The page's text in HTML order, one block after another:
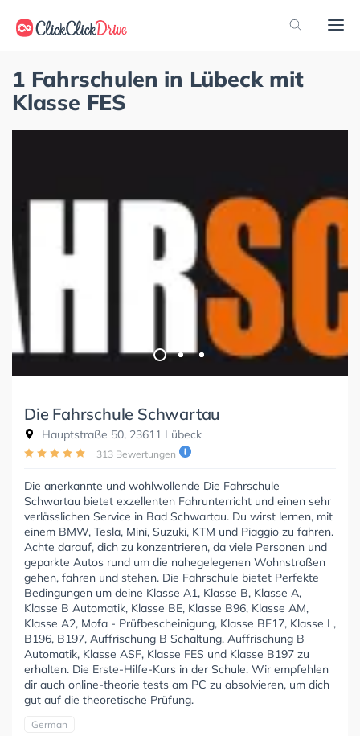
1 Fahrschulen in Lübeck mit
Klasse FES
Die Fahrschule Schwartau
Hauptstraße 50, 23611 Lübeck
313 Bewertungen
Die anerkannte und wohlwollende Die Fahrschule
Schwartau bietet exzellenten Fahrunterricht und einen sehr
verlässlichen Service in Bad Schwartau. Du wirst lernen, mit
einem BMW, Tesla, Mini, Suzuki, KTM und Piaggio zu fahren.
Achte darauf, dich zu konzentrieren, da viele Personen und
geparkte Autos rund um die nahegelegenen Wohnstraßen
gehen, fahren und stehen. Die Fahrschule bietet Perfekte
Bedingungen um deine Klasse A1, Klasse B, Klasse A,
Klasse B Automatik, Klasse BE, Klasse B96, Klasse AM,
Klasse A2, Mofa - Prüfbescheinigung, Klasse BF17, Klasse L,
B196, B197, Auffrischung B Schaltung, Auffrischung B
Automatik, Klasse ASF, Klasse FES und Klasse B197 zu
erhalten. Die Erste-Hilfe-Kurs in der Schule. Wir empfehlen
dir auch online-theorie tests am PC zu absolvieren, um dich
gut auf die theoretische Prüfung.
German